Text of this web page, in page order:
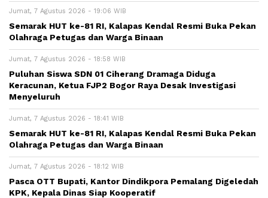
Jumat, 7 Agustus 2026 - 19:06 WIB
Semarak HUT ke-81 RI, Kalapas Kendal Resmi Buka Pekan
Olahraga Petugas dan Warga Binaan
Jumat, 7 Agustus 2026 - 18:58 WIB
Puluhan Siswa SDN 01 Ciherang Dramaga Diduga
Keracunan, Ketua FJP2 Bogor Raya Desak Investigasi
Menyeluruh
Jumat, 7 Agustus 2026 - 18:41 WIB
Semarak HUT ke-81 RI, Kalapas Kendal Resmi Buka Pekan
Olahraga Petugas dan Warga Binaan
Jumat, 7 Agustus 2026 - 18:12 WIB
Pasca OTT Bupati, Kantor Dindikpora Pemalang Digeledah
KPK, Kepala Dinas Siap Kooperatif